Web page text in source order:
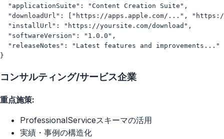
  "applicationSuite": "Content Creation Suite",
"downloadUrl": ["https://apps.apple.com/...",
  "installUrl": "https://yoursite.com/download",
  "softwareVersion": "1.0.0",
  "releaseNotes": "Latest features and improvements..."
コンサルティング/サービス企業
重点施策:
ProfessionalServiceスキーマの活用
実績・事例の構造化